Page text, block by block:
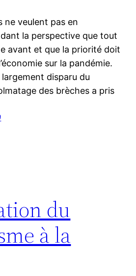
ne veulent pas en
la perspective que tout
avant et que la priorité doit
sur la pandémie.
disparu du
des brèches a pris
du
à la